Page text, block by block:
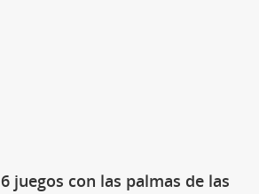
6 juegos con las palmas de las